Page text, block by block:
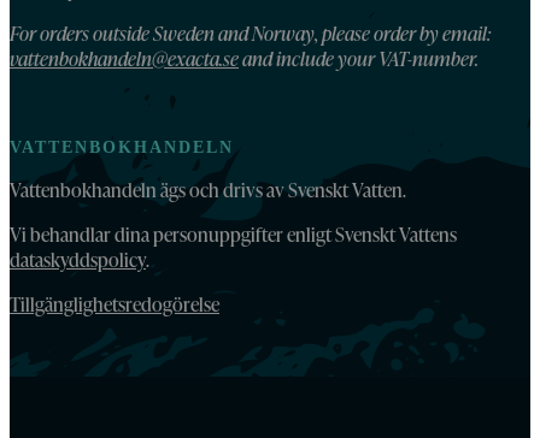
For orders outside Sweden and Norway, please order by email:
vattenbokhandeln@exacta.seand include your VAT-number.
VATTENBOKHANDELN
Vattenbokhandeln ägs och drivs av Svenskt Vatten.
Vi behandlar dina personuppgifter enligt Svenskt Vattens
dataskyddspolicy.
Tillgänglighetsredogörelse